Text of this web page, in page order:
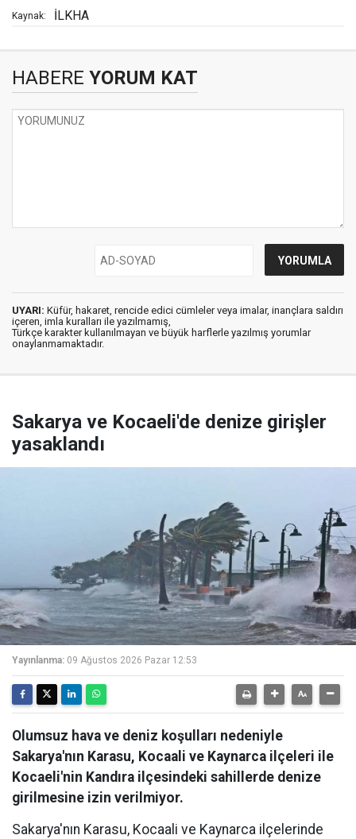
Kaynak: İLKHA
HABERE YORUM KAT
UYARI: Küfür, hakaret, rencide edici cümleler veya imalar, inançlara saldırı
içeren, imla kuralları ile yazılmamış,
Türkçe karakter kullanılmayan ve büyük harflerle yazılmış yorumlar
onaylanmamaktadır.
Sakarya ve Kocaeli'de denize girişler
yasaklandı
Yayınlanma: 09 Ağustos 2026 Pazar 12:53
Olumsuz hava ve deniz koşulları nedeniyle
Sakarya'nın Karasu, Kocaali ve Kaynarca ilçeleri ile
Kocaeli'nin Kandıra ilçesindeki sahillerde denize
girilmesine izin verilmiyor.
Sakarya'nın Karasu, Kocaali ve Kaynarca ilçelerinde